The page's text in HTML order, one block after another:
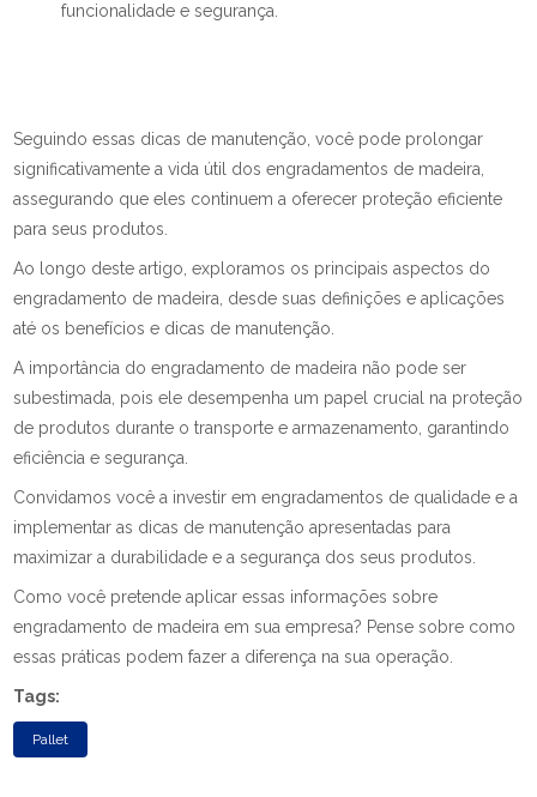
funcionalidade e segurança.
Seguindo essas dicas de manutenção, você pode prolongar
significativamente a vida útil dos engradamentos de madeira,
assegurando que eles continuem a oferecer proteção eficiente
para seus produtos.
Ao longo deste artigo, exploramos os principais aspectos do
engradamento de madeira, desde suas definições e aplicações
até os benefícios e dicas de manutenção.
A importância do engradamento de madeira não pode ser
subestimada, pois ele desempenha um papel crucial na proteção
de produtos durante o transporte e armazenamento, garantindo
eficiência e segurança.
Convidamos você a investir em engradamentos de qualidade e a
implementar as dicas de manutenção apresentadas para
maximizar a durabilidade e a segurança dos seus produtos.
Como você pretende aplicar essas informações sobre
engradamento de madeira em sua empresa? Pense sobre como
essas práticas podem fazer a diferença na sua operação.
Tags:
Pallet